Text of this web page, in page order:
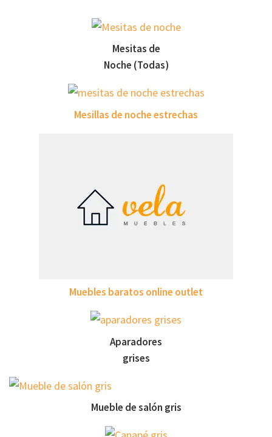
Mesitas de
Noche (Todas)
Mesillas de noche estrechas
Muebles baratos online outlet
Aparadores
grises
Mueble de salón gris